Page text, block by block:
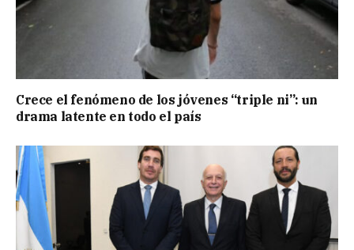
Crece el fenómeno de los jóvenes “triple ni”: un
drama latente en todo el país